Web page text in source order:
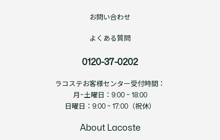
お問い合わせ
よくある質問
0120-37-0202
ラコステお客様センター受付時間：
月~土曜日：9:00 ~ 18:00
日曜日：9:00 ~ 17:00（祝休）
About Lacoste